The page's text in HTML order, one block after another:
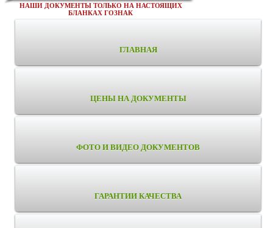
НАШИ ДОКУМЕНТЫ ТОЛЬКО НА НАСТОЯЩИХ
БЛАНКАХ ГОЗНАК
ГЛАВНАЯ
ЦЕНЫ НА ДОКУМЕНТЫ
ФОТО И ВИДЕО ДОКУМЕНТОВ
ГАРАНТИИ КАЧЕСТВА